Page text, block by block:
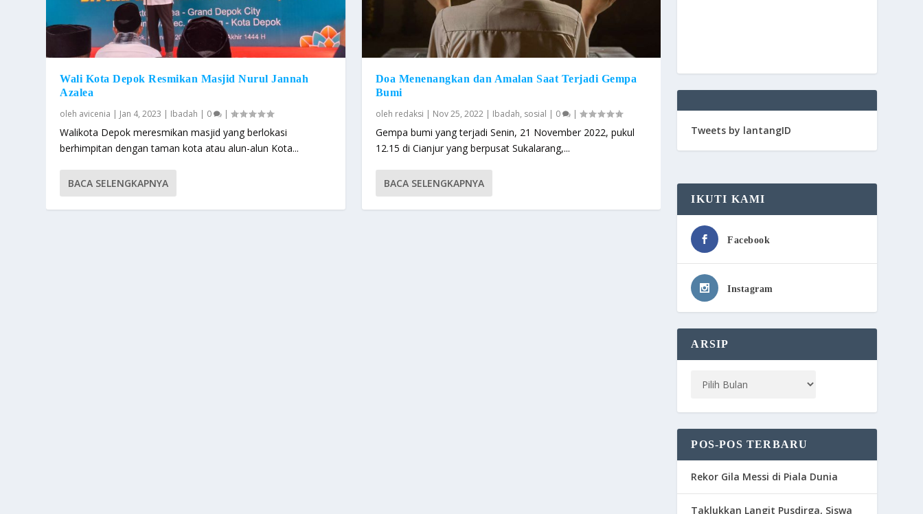
Wali Kota Depok Resmikan Masjid Nurul Jannah
Azalea
oleh avicenia | Jan 4, 2023 | Ibadah | 0 |
Walikota Depok meresmikan masjid yang berlokasi
berhimpitan dengan taman kota atau alun-alun Kota...
BACA SELENGKAPNYA
Doa Menenangkan dan Amalan Saat Terjadi Gempa
Bumi
oleh redaksi | Nov 25, 2022| Ibadah, sosial | 0 |
Gempa bumi yang terjadi Senin, 21 November 2022, pukul
12.15 di Cianjur yang berpusat Sukalarang,...
BACA SELENGKAPNYA
Tweets by lantangID
IKUTI KAMI
Facebook
Instagram
ARSIP
POS-POS TERBARU
Rekor Gila Messi di Piala Dunia
Taklukkan Langit Pusdirga, Siswa